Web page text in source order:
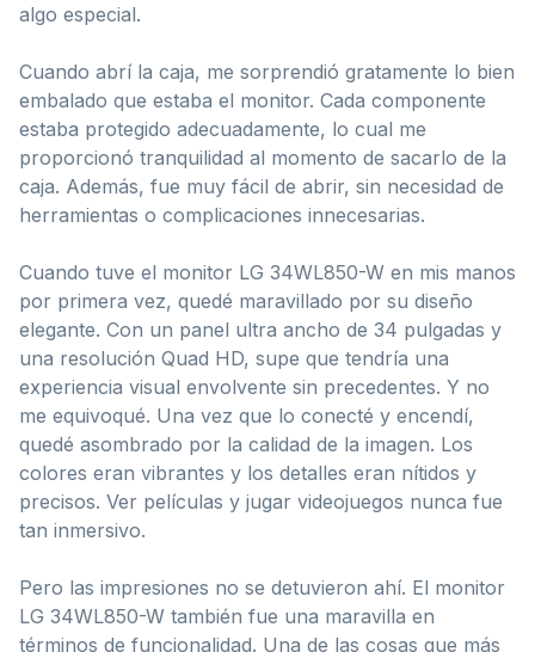
algo especial.
Cuando abrí la caja, me sorprendió gratamente lo bien
embalado que estaba el monitor. Cada componente
estaba protegido adecuadamente, lo cual me
proporcionó tranquilidad al momento de sacarlo de la
caja. Además, fue muy fácil de abrir, sin necesidad de
herramientas o complicaciones innecesarias.
Cuando tuve el monitor LG 34WL850-W en mis manos
por primera vez, quedé maravillado por su diseño
elegante. Con un panel ultra ancho de 34 pulgadas y
una resolución Quad HD, supe que tendría una
experiencia visual envolvente sin precedentes. Y no
me equivoqué. Una vez que lo conecté y encendí,
quedé asombrado por la calidad de la imagen. Los
colores eran vibrantes y los detalles eran nítidos y
precisos. Ver películas y jugar videojuegos nunca fue
tan inmersivo.
Pero las impresiones no se detuvieron ahí. El monitor
LG 34WL850-W también fue una maravilla en
términos de funcionalidad. Una de las cosas que más